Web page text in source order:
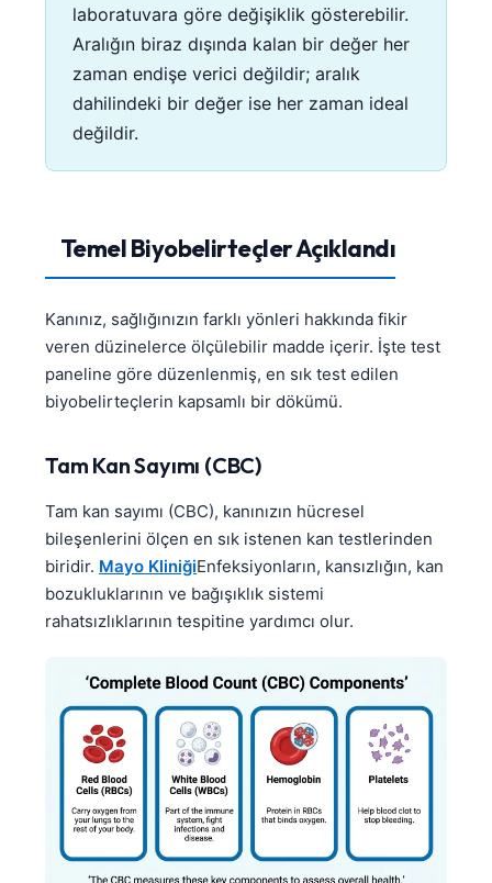
laboratuvara göre değişiklik gösterebilir.
Aralığın biraz dışında kalan bir değer her
zaman endişe verici değildir; aralık
dahilindeki bir değer ise her zaman ideal
değildir.
Temel Biyobelirteçler Açıklandı
Kanınız, sağlığınızın farklı yönleri hakkında fikir
veren düzinelerce ölçülebilir madde içerir. İşte test
paneline göre düzenlenmiş, en sık test edilen
biyobelirteçlerin kapsamlı bir dökümü.
Tam Kan Sayımı (CBC)
Tam kan sayımı (CBC), kanınızın hücresel
bileşenlerini ölçen en sık istenen kan testlerinden
biridir. Mayo KliniğiEnfeksiyonların, kansızlığın, kan
bozukluklarının ve bağışıklık sistemi
rahatsızlıklarının tespitine yardımcı olur.